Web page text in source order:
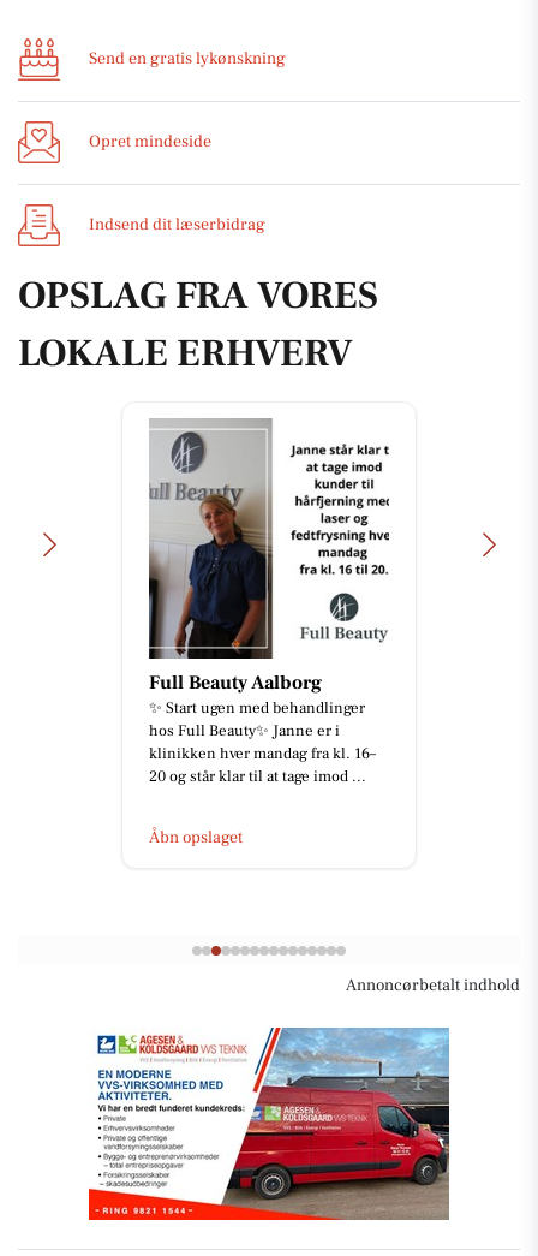
Send en gratis lykønskning
Opret mindeside
Indsend dit læserbidrag
OPSLAG FRA VORES
LOKALE ERHVERV
Full Beauty Aalborg
✨ Start ugen med behandlinger
hos Full Beauty✨ Janne er i
klinikken hver mandag fra kl. 16–
20 og står klar til at tage imod ...
Åbn opslaget
Annoncørbetalt indhold